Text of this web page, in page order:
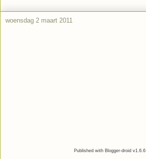
woensdag 2 maart 2011
Published with Blogger-droid v1.6.6